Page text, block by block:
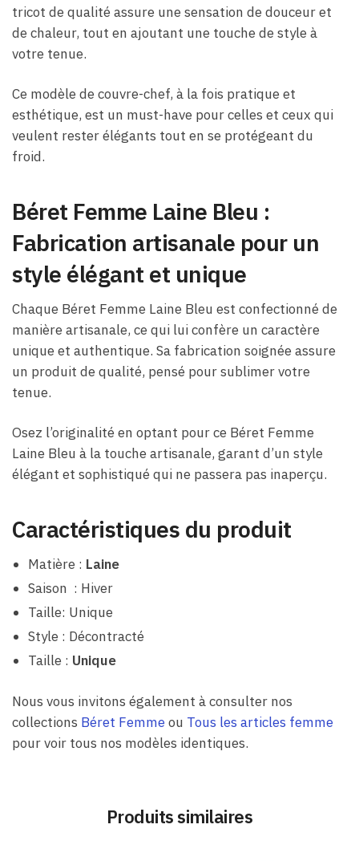
tricot de qualité assure une sensation de douceur et
de chaleur, tout en ajoutant une touche de style à
votre tenue.
Ce modèle de couvre-chef, à la fois pratique et
esthétique, est un must-have pour celles et ceux qui
veulent rester élégants tout en se protégeant du
froid.
Béret Femme Laine Bleu​ :
Fabrication artisanale pour un
style élégant et unique
Chaque Béret Femme Laine Bleu​ est confectionné de
manière artisanale, ce qui lui confère un caractère
unique et authentique. Sa fabrication soignée assure
un produit de qualité, pensé pour sublimer votre
tenue.
Osez l’originalité en optant pour ce Béret Femme
Laine Bleu​ à la touche artisanale, garant d’un style
élégant et sophistiqué qui ne passera pas inaperçu.
Caractéristiques du produit
Matière : Laine
Saison : Hiver
Taille: Unique
Style : Décontracté
Taille : Unique
Nous vous invitons également à consulter nos
collections Béret Femmeou Tous les articles femme
pour voir tous nos modèles identiques.
Produits similaires